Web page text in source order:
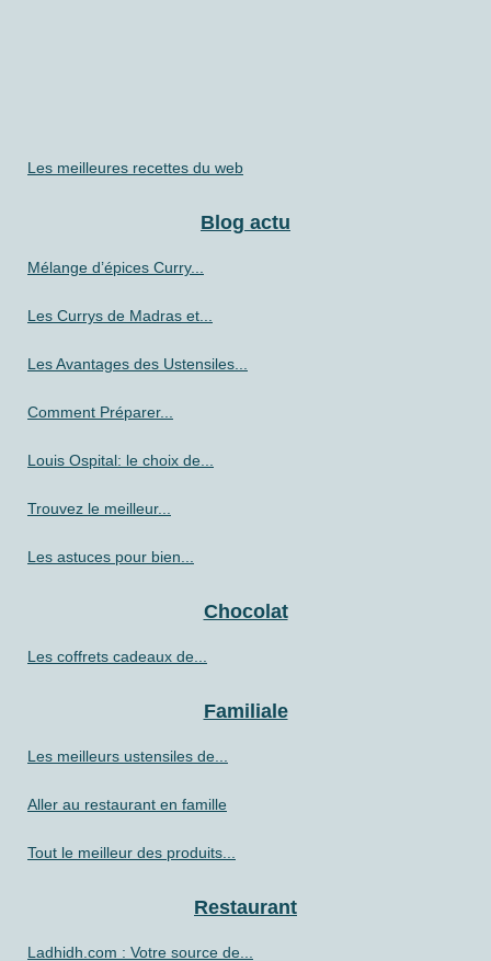
Les meilleures recettes du web
Blog actu
Mélange d’épices Curry...
Les Currys de Madras et...
Les Avantages des Ustensiles...
Comment Préparer...
Louis Ospital: le choix de...
Trouvez le meilleur...
Les astuces pour bien...
Chocolat
Les coffrets cadeaux de...
Familiale
Les meilleurs ustensiles de...
Aller au restaurant en famille
Tout le meilleur des produits...
Restaurant
Ladhidh.com : Votre source de...